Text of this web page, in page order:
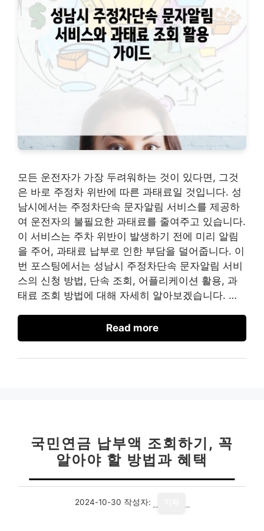
모든 운전자가 가장 두려워하는 것이 있다면, 그것
은 바로 주정차 위반에 따른 과태료일 것입니다. 성
남시에서는 주정차단속 문자알림 서비스를 제공하
여 운전자의 불필요한 과태료를 줄여주고 있습니다.
이 서비스는 주차 위반이 발생하기 전에 미리 알림
을 주어, 과태료 납부로 인한 부담을 덜어줍니다. 이
번 포스팅에서는 성남시 주정차단속 문자알림 서비
스의 신청 방법, 단속 조회, 어플리케이션 활용, 과
태료 조회 방법에 대해 자세히 알아보겠습니다. …
Read more
국민연금 납부액 조회하기, 꼭
알아야 할 방법과 혜택
2024-10-30 작성자: